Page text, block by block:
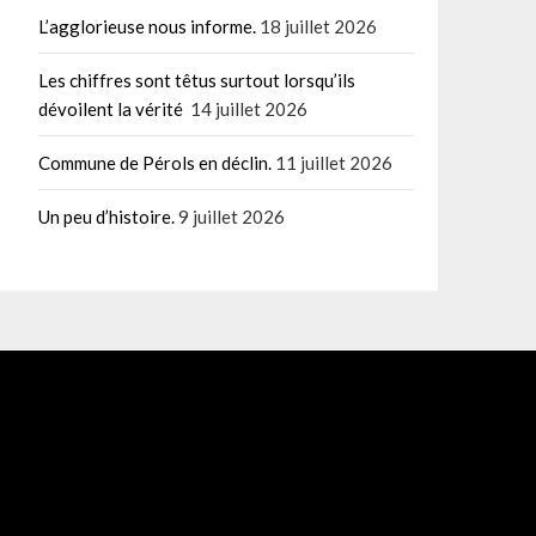
L’agglorieuse nous informe. 18 juillet 2026
Les chiffres sont têtus surtout lorsqu’ils
dévoilent la vérité 14 juillet 2026
Commune de Pérols en déclin. 11 juillet 2026
Un peu d’histoire.9 juillet 2026